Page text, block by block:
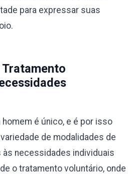
para expressar suas
é único, e é por isso
de modalidades de
às necessidades individuais
o tratamento voluntário, onde